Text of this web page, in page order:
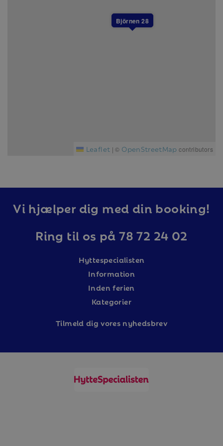
I detta boende är det inte tillåtet att ha husdjur.
Björnen 28
Leaflet | © OpenStreetMap contributors
Vi hjælper dig med din booking!
Ring til os på 78 72 24 02
Hyttespecialisten
Information
Inden ferien
Kategorier
Tilmeld dig vores nyhedsbrev